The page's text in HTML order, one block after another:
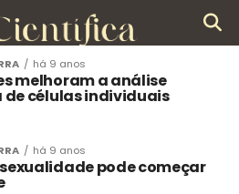
há 9 anos
melhoram a análise
de células individuais
há 9 anos
pode começar